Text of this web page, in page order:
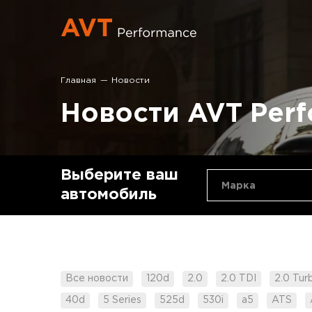
Главная Новости
Новости AVT
Выберите ваш
автомобиль
Марка
Все новости 120d 2.0 2.0 TDI 2.0
40d 5 Series 525d 530i a5 ATS